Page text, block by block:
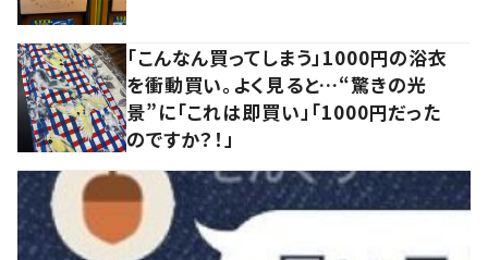
「こんなん買ってしまう」1000円の浴衣
を衝動買い。よく見ると…“驚きの光
景”に「これは即買い」「1000円だった
のですか？！」